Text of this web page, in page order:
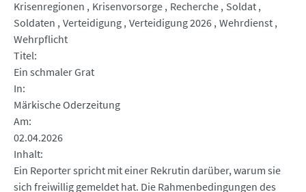
Krisenregionen Krisenvorsorge Recherche Soldat
Soldaten Verteidigung Verteidigung 2026 Wehrdienst
Wehrpflicht
Titel
Ein schmaler Grat
In
Märkische Oderzeitung
Am
02.04.2026
Inhalt
Ein Reporter spricht mit einer Rekrutin darüber, warum sie
sich freiwillig gemeldet hat. Die Rahmenbedingungen des